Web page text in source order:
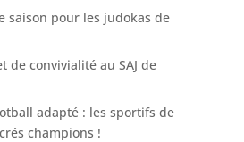
saison pour les judokas de
de convivialité au SAJ de
adapté : les sportifs de
champions !